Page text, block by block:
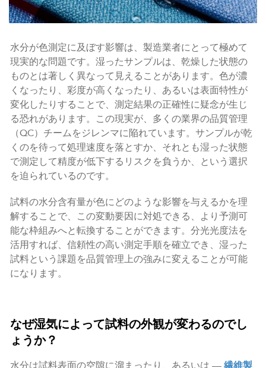
水分が色測定に及ぼす影響は、製造業者にとって極めて
現実的な問題です。湿ったサンプルは、乾燥した状態の
ものとは著しく異なって見えることがあります。色が濃
くなったり、彩度が高くなったり、あるいは表面特性が
変化したりすることで、測定結果の正確性に疑念が生じ
る恐れがあります。この現実が、多くの業界の品質管理
（QC）チームをジレンマに陥れています。サンプルが乾
くのを待って処理速度を落とすか、それとも湿った状態
で測定して精度が低下するリスクを負うか、という選択
を迫られているのです。
試料の水分含有量が色にどのような影響を与えるかを理
解することで、この変動要因に対処できる、より予測可
能な枠組みへと転換することができます。分光光度法を
活用すれば、信頼性の高い測定手順を確立でき、湿った
試料という課題を品質管理上の強みに変えることが可能
になります。
なぜ湿気によって試料の外観が変わるのでし
ょうか？